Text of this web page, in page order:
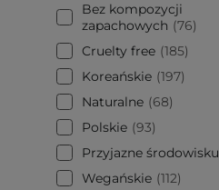
Bez kompozycji
zapachowych
76
Cruelty free 185
Koreańskie 197
Naturalne
68
Polskie 93
Przyjazne środowisku
Wegańskie 112